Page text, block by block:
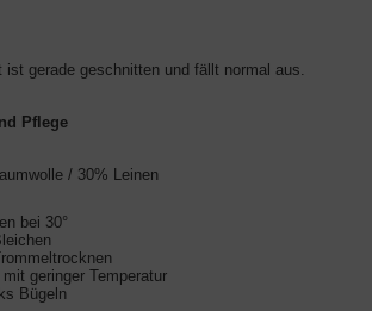
ist gerade geschnitten und fällt normal aus.
Pflege
/ 30% Leinen
bei 30°
mit geringer Temperatur
Bügeln